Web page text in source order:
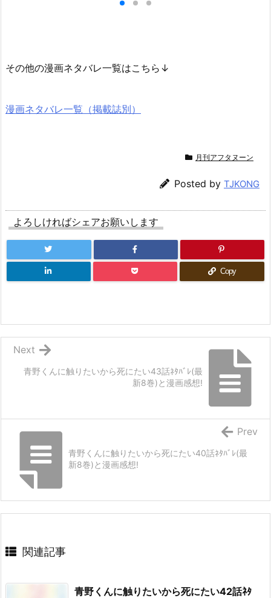
その他の漫画ネタバレ一覧はこちら↓
漫画ネタバレ一覧（掲載誌別）
月刊アフタヌーン
Posted by TJKONG
よろしければシェアお願いします
Copy
青野くんに触りたいから死にたい43話ﾈﾀﾊﾞﾚ(最
新8巻)と漫画感想!
Next
青野くんに触りたいから死にたい40話ﾈﾀﾊﾞﾚ(最
新8巻)と漫画感想!
Prev
関連記事
青野くんに触りたいから死にたい42話ﾈﾀ